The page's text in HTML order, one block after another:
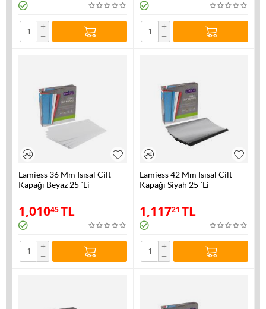
+
−
+
−
Lamiess 36 Mm Isısal Cilt
Kapağı Beyaz 25 `Li
1,01045TL
+
−
Lamiess 42 Mm Isısal Cilt
Kapağı Siyah 25 `Li
1,11721 TL
+
−